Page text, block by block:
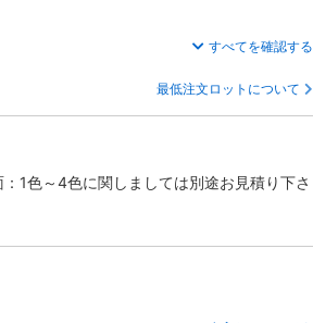
すべてを確認する
最低注文ロットについて
1色～4色に関しましては別途お見積り下さ